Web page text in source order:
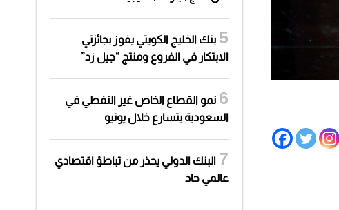
بنك الخليج الكويتي يفوز بجائزتي
الابتكار في الفروع ومنتج “جيل زد”
نمو القطاع الخاص غير النفطي في
السعودية يتسارع خلال يونيو
البنك الدولي يحذر من تباطؤ اقتصادي
عالمي حاد